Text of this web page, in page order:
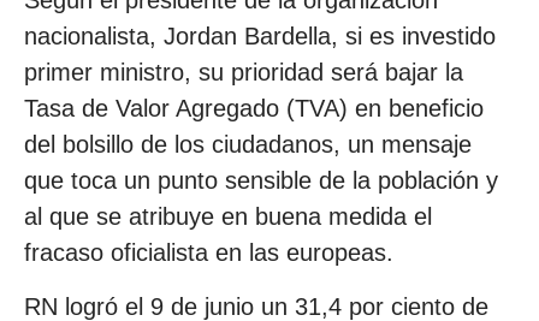
nacionalista, Jordan Bardella, si es investido
primer ministro, su prioridad será bajar la
Tasa de Valor Agregado (TVA) en beneficio
del bolsillo de los ciudadanos, un mensaje
que toca un punto sensible de la población y
al que se atribuye en buena medida el
fracaso oficialista en las europeas.
RN logró el 9 de junio un 31,4 por ciento de